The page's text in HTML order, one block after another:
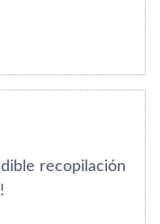
recopilación